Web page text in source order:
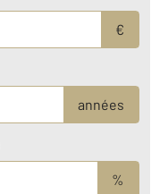
€
années
%